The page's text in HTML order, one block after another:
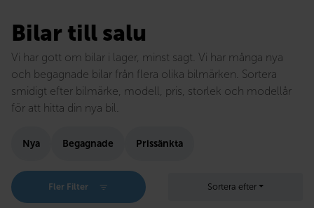
Bilar till salu
Vi har gott om bilar i lager, minst sagt. Vi har många nya
och begagnade bilar från flera olika bilmärken. Sortera
smidigt efter bilmärke, modell, pris, storlek och modellår
för att hitta din nya bil.
Nya Begagnade Prissänkta
Fler Filter Sortera efter